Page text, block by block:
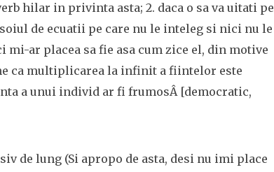
hilar in privinta asta; 2. daca o sa va uitati pe
de ecuatii pe care nu le inteleg si nici nu le
ar placea sa fie asa cum zice el, din motive
ca multiplicarea la infinit a fiintelor este
a unui individ ar fi frumosÂ [democratic,
de lung (Si apropo de asta, desi nu imi place